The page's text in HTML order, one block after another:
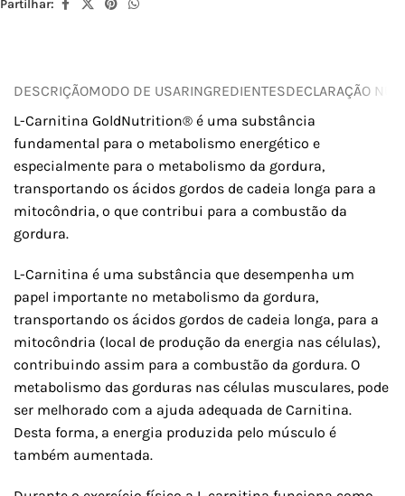
Partilhar:
DESCRIÇÃOMODO DE USARINGREDIENTESDECLARAÇÃO
L-Carnitina GoldNutrition® é uma substância
fundamental para o metabolismo energético e
especialmente para o metabolismo da gordura,
transportando os ácidos gordos de cadeia longa para a
mitocôndria, o que contribui para a combustão da
gordura.
L-Carnitina é uma substância que desempenha um
papel importante no metabolismo da gordura,
transportando os ácidos gordos de cadeia longa, para a
mitocôndria (local de produção da energia nas células),
contribuindo assim para a combustão da gordura. O
metabolismo das gorduras nas células musculares, pode
ser melhorado com a ajuda adequada de Carnitina.
Desta forma, a energia produzida pelo músculo é
também aumentada.